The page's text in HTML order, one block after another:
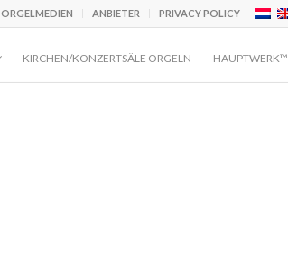
ORGELMEDIEN ANBIETER PRIVACY POLICY
KIRCHEN/KONZERTSÄLE ORGELN HAUPTWERK™